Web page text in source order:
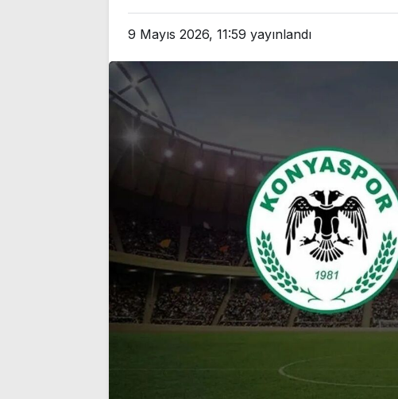
9 Mayıs 2026, 11:59 yayınlandı
‘süreç
yaşandı, ezilme
geçirdiler
Aziz Yıldırım’ın kızına